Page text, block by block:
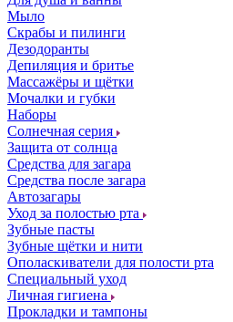
Мыло
Скрабы и пилинги
Дезодоранты
Депиляция и бритье
Массажёры и щётки
Мочалки и губки
Наборы
Солнечная серия
Защита от солнца
Средства для загара
Средства после загара
Автозагары
Уход за полостью рта
Зубные пасты
Зубные щётки и нити
Ополаскиватели для полости рта
Специальный уход
Личная гигиена
Прокладки и тампоны